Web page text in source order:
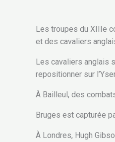
Les troupes du XIIIe
et des cavaliers
Les cavaliers anglais
repositionner sur
À Bailleul, des
Bruges est capturée
À Londres, Hugh